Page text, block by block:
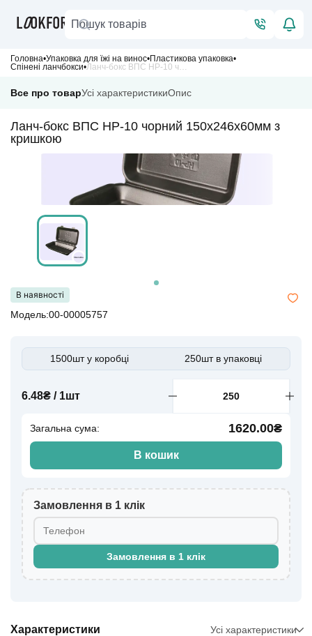
Головна Упаковка для їжі на винос Пластикова упаковка
Спінені ланчбокси
Ланч-бокс ВПС HP-10 чорний 150х246х60мм з кришкою
Все про товарУсі характеристикиОпис
Ланч-бокс ВПС HP-10 чорний 150х246х60мм з
кришкою
В наявності
Модель:00-00005757
1500шт у коробці 250шт в упаковці
6.48₴ / 1шт
Загальна сума: 1620.00₴
В кошик
Замовлення в 1 клік
Замовлення в 1 клік
Характеристики Усі характеристики